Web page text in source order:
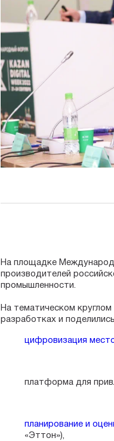
На площадке
производителей
промышленности.
На тематическом
разработках и
цифровизация
платформа для
планирование и
«Эттон»),